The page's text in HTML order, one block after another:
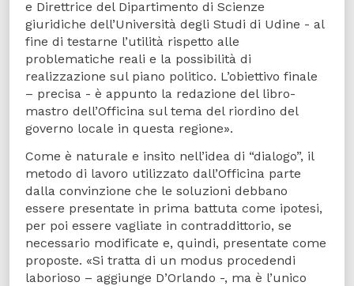
e Direttrice del Dipartimento di Scienze
giuridiche dell’Università degli Studi di Udine - al
fine di testarne l’utilità rispetto alle
problematiche reali e la possibilità di
realizzazione sul piano politico. L’obiettivo finale
– precisa - è appunto la redazione del libro-
mastro dell’Officina sul tema del riordino del
governo locale in questa regione».
Come è naturale e insito nell’idea di “dialogo”, il
metodo di lavoro utilizzato dall’Officina parte
dalla convinzione che le soluzioni debbano
essere presentate in prima battuta come ipotesi,
per poi essere vagliate in contraddittorio, se
necessario modificate e, quindi, presentate come
proposte. «Si tratta di un modus procedendi
laborioso – aggiunge D’Orlando -, ma è l’unico